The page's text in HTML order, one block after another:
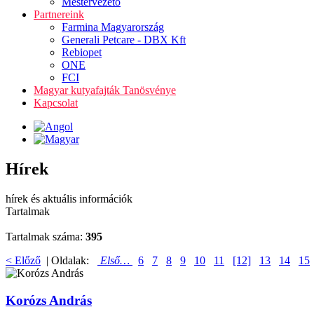
Partnereink
Farmina Magyarország
Generali Petcare - DBX Kft
Rebiopet
ONE
FCI
Magyar kutyafajták Tanösvénye
Kapcsolat
Hírek
hírek és aktuális információk
Tartalmak
Tartalmak száma: 395
< Előző | Oldalak: Első… 6 7 8 9 10 11 [12] 13 14 15
Korózs András